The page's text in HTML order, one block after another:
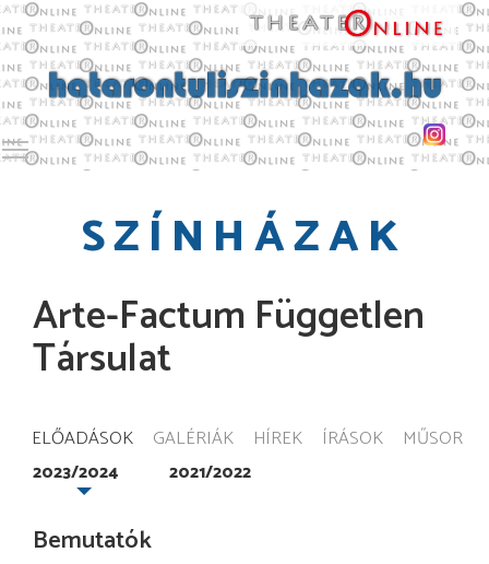
Toggle main menu visibility
SZÍNHÁZAK
Arte-Factum Független
Társulat
ELŐADÁSOK GALÉRIÁK HÍREK ÍRÁSOK MŰSOR
2023/2024 2021/2022
Bemutatók